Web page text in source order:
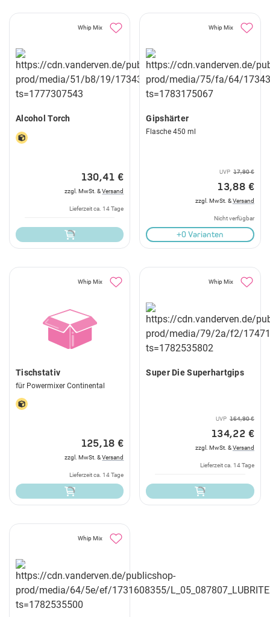
Whip Mix
Alcohol Torch
130,41 €
zzgl. MwSt. &Versand
Lieferzeit ca. 14 Tage
Whip Mix
Gipshärter
Flasche 450 ml
UVP 17,90 €
13,88 €
zzgl. MwSt. &Versand
Nicht verfügbar
+0 Varianten
Whip Mix
Tischstativ
für Powermixer Continental
125,18 €
zzgl. MwSt. &Versand
Lieferzeit ca. 14 Tage
Whip Mix
Super Die Superhartgips
UVP 164,90 €
134,22 €
zzgl. MwSt. &Versand
Lieferzeit ca. 14 Tage
Whip Mix